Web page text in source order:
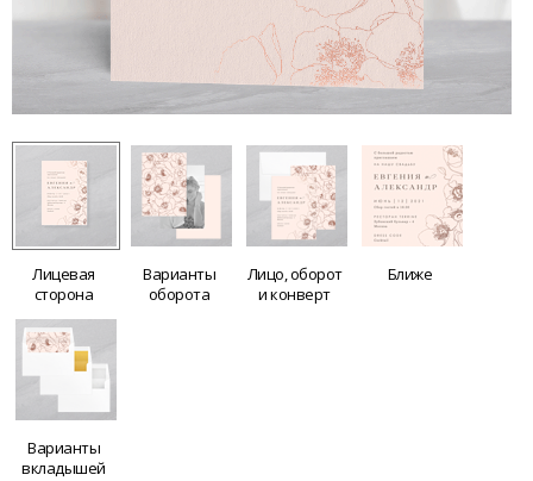
Лицевая
сторона
Варианты
оборота
Лицо, оборот
и конверт
Ближе
Варианты
вкладышей